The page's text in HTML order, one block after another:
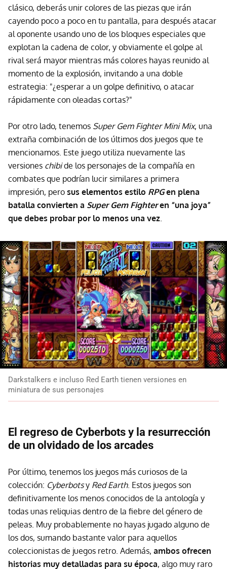
clásico, deberás unir colores de las piezas que irán
cayendo poco a poco en tu pantalla, para después atacar
al oponente usando uno de los bloques especiales que
explotan la cadena de color, y obviamente el golpe al
rival será mayor mientras más colores hayas reunido al
momento de la explosión, invitando a una doble
estrategia: "¿esperar a un golpe definitivo, o atacar
rápidamente con oleadas cortas?"
Por otro lado, tenemos Super Gem Fighter Mini Mix, una
extraña combinación de los últimos dos juegos que te
mencionamos. Este juego utiliza nuevamente las
versiones chibide los personajes de la compañía en
combates que podrían lucir similares a primera
impresión, pero sus elementos estilo RPGen plena
batalla convierten a Super Gem Fighteren “una joya”
que debes probar por lo menos una vez
Darkstalkers e incluso Red Earth tienen versiones en
miniatura de sus personajes
El regreso de Cyberbots y la resurrección
de un olvidado de los arcades
Por último, tenemos los juegos más curiosos de la
colección: Cyberbotsy Red Earth. Estos juegos son
definitivamente los menos conocidos de la antología y
todas unas reliquias dentro de la fiebre del género de
peleas. Muy probablemente no hayas jugado alguno de
los dos, sumando bastante valor para aquellos
coleccionistas de juegos retro. Además, ambos ofrecen
historias muy detalladas para su época, algo muy raro